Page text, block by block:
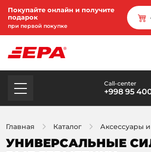
Покупайте онлайн и получите
подарок
при первой покупке
Call-center
+998 95
Главная Каталог Аксессуары
УНИВЕРСАЛЬНЫЕ